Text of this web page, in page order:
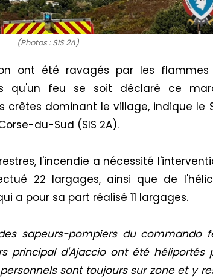
(Photos : SIS 2A)
ont été ravagés par les
qu'un feu se soit déclaré ce
crêtes dominant le village, indique le
du-Sud (SIS 2A).
l'incendie a nécessité
22 largages, ainsi que de
a pour sa part réalisé 11 largages.
sapeurs-pompiers du commando
principal d'Ajaccio ont été héliportés
sont toujours sur zone et y